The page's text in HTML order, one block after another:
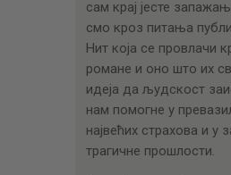
сам крај јесте
смо кроз питања
Нит која се провлачи
романе и оно што их
идеја да људскост
нам помогне у
највећих страхова и
трагичне прошлости.